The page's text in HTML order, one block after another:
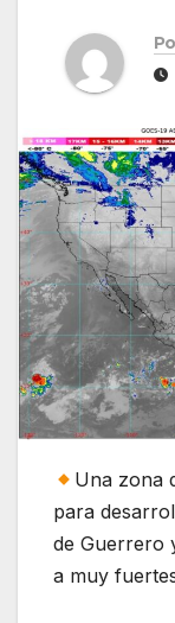
Una zona
para
de Guerrero
a muy